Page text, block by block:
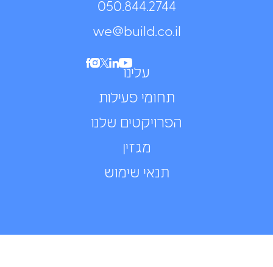
עלינו
תחומי פעילות
הפרויקטים שלנו
מגזין
תנאי שימוש
050.844.2744⁩
we@build.co.il